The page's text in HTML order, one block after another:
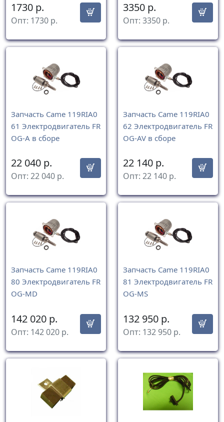
1730 р.
Опт: 1730 р.
3350 р.
Опт: 3350 р.
Запчасть Came 119RIA0
61 Электродвигатель FR
OG-A в сборе
22 040 р.
Опт: 22 040 р.
Запчасть Came 119RIA0
62 Электродвигатель FR
OG-AV в сборе
22 140 р.
Опт: 22 140 р.
Запчасть Came 119RIA0
80 Электродвигатель FR
OG-MD
142 020 р.
Опт: 142 020 р.
Запчасть Came 119RIA0
81 Электродвигатель FR
OG-MS
132 950 р.
Опт: 132 950 р.